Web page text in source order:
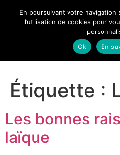
Étiquette :
Les bonnes
laïque
En poursuivant votre navigation
l’utilisation de cookies pour
Ok
En